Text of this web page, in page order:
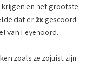
krijgen en het grootste
dat er2xgescoord
van Feyenoord.
zoals ze zojuist zijn